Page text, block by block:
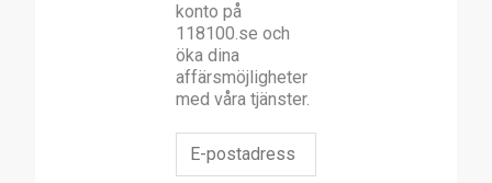
konto på
118100.se och
öka dina
affärsmöjligheter
med våra tjänster.